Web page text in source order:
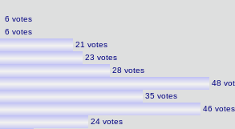
votes
votes
21 votes
23 votes
28 votes
48
35 votes
46 votes
24 votes